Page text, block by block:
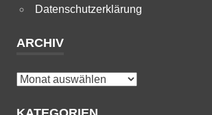
Datenschutzerklärung
ARCHIV
Archiv